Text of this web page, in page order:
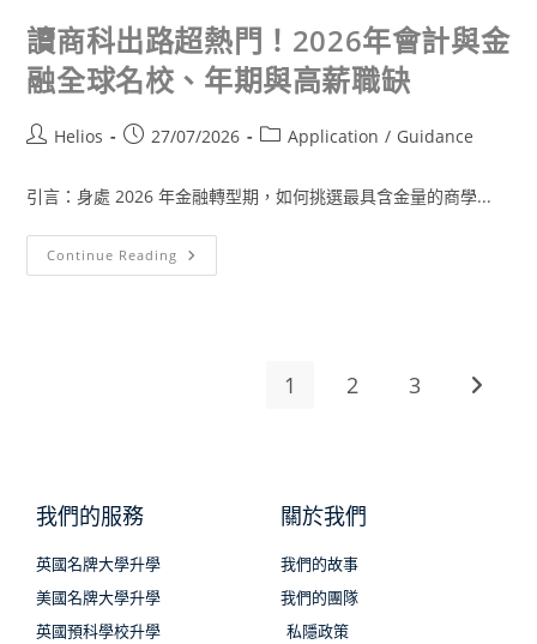
讀商科出路超熱門！2026年會計與金
融全球名校、年期與高薪職缺
Helios 27/07/2026 Application / Guidance
引言：身處 2026 年金融轉型期，如何挑選最具含金量的商學...
Continue Reading
1 2 3
我們的服務
英國名牌大學升學
美國名牌大學升學
英國預科學校升學
關於我們
我們的故事
我們的團隊
私隱政策